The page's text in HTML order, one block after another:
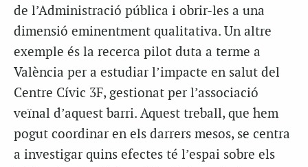
de l’Administració pública i obrir-les a una
dimensió eminentment qualitativa. Un altre
exemple és la recerca pilot duta a terme a
València per a estudiar l’impacte en salut del
Centre Cívic 3F, gestionat per l’associació
veïnal d’aquest barri. Aquest treball, que hem
pogut coordinar en els darrers mesos, se centra
a investigar quins efectes té l’espai sobre els